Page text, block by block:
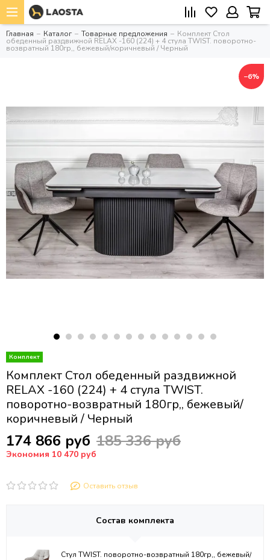
Главная Каталог Товарные предложения Комплект Стол
обеденный раздвижной RELAX -160 (224) + 4 стула TWIST. поворотно-
возвратный 180гр,, бежевый/коричневый / Черный
−6%
Комплект Стол обеденный раздвижной
RELAX -160 (224) + 4 стула TWIST.
поворотно-возвратный 180гр,, бежевый/
коричневый / Черный
174 866 руб 185 336 руб
Экономия 10 470 руб
Оставить отзыв
Состав комплекта
Стул TWIST. поворотно-возвратный 180гр,, бежевый/